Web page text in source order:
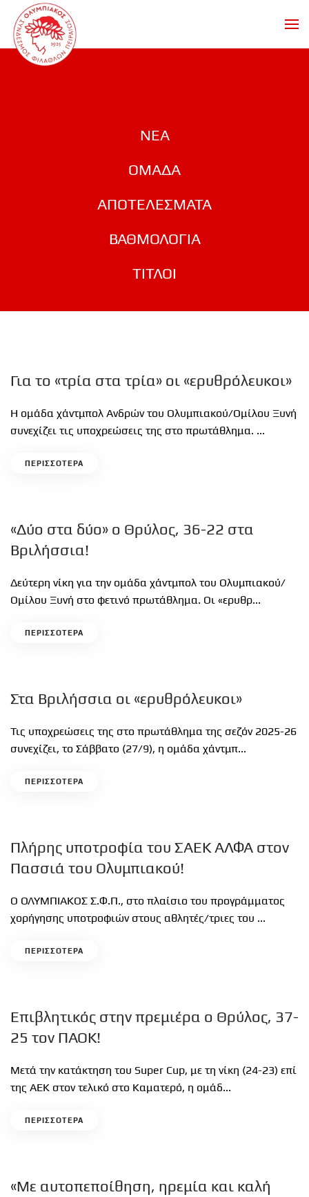
Skip to main content
ΝΕΑ
ΟΜΑΔΑ
ΑΠΟΤΕΛΕΣΜΑΤΑ
ΒΑΘΜΟΛΟΓΙΑ
ΤΙΤΛΟΙ
Για το «τρία στα τρία» οι «ερυθρόλευκοι»
Η ομάδα χάντμπολ Ανδρών του Ολυμπιακού/Ομίλου Ξυνή
συνεχίζει τις υποχρεώσεις της στο πρωτάθλημα. ...
ΠΕΡΙΣΣΟΤΕΡΑ
«Δύο στα δύο» ο Θρύλος, 36-22 στα
Βριλήσσια!
Δεύτερη νίκη για την ομάδα χάντμπολ του Ολυμπιακού/
Ομίλου Ξυνή στο φετινό πρωτάθλημα. Οι «ερυθρ...
ΠΕΡΙΣΣΟΤΕΡΑ
Στα Βριλήσσια οι «ερυθρόλευκοι»
Τις υποχρεώσεις της στο πρωτάθλημα της σεζόν 2025-26
συνεχίζει, το Σάββατο (27/9), η ομάδα χάντμπ...
ΠΕΡΙΣΣΟΤΕΡΑ
Πλήρης υποτροφία του ΣΑΕΚ ΑΛΦΑ στον
Πασσιά του Ολυμπιακού!
Ο ΟΛΥΜΠΙΑΚΟΣ Σ.Φ.Π., στο πλαίσιο του προγράμματος
χορήγησης υποτροφιών στους αθλητές/τριες του ...
ΠΕΡΙΣΣΟΤΕΡΑ
Επιβλητικός στην πρεμιέρα ο Θρύλος, 37-
25 τον ΠΑΟΚ!
Μετά την κατάκτηση του Super Cup, με τη νίκη (24-23) επί
της ΑΕΚ στον τελικό στο Καματερό, η ομάδ...
ΠΕΡΙΣΣΟΤΕΡΑ
«Με αυτοπεποίθηση, ηρεμία και καλή